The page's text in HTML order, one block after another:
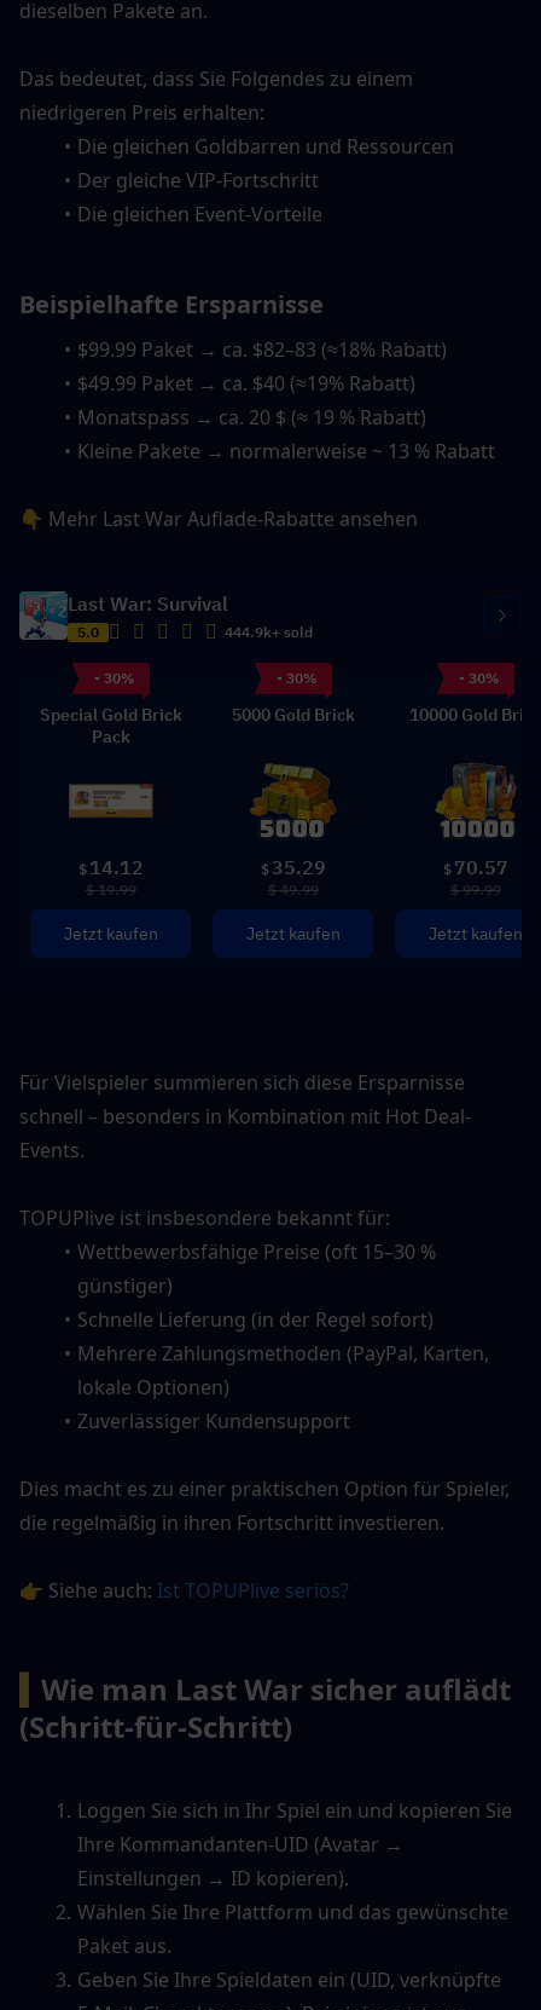
dieselben Pakete an.
Das bedeutet, dass Sie Folgendes zu einem
niedrigeren Preis erhalten:
Die gleichen Goldbarren und Ressourcen
Der gleiche VIP-Fortschritt
Die gleichen Event-Vorteile
Beispielhafte Ersparnisse
$99.99 Paket → ca. $82–83 (≈18% Rabatt)
$49.99 Paket → ca. $40 (≈19% Rabatt)
Monatspass → ca. 20 $ (≈ 19 % Rabatt)
Kleine Pakete → normalerweise ~ 13 % Rabatt
👇 Mehr Last War Auflade-Rabatte ansehen
Last War: Survival
5.0 444.9k+ sold
- 30%
Special Gold Brick
Pack
$ 14.12
$ 19.99
Jetzt kaufen
- 30%
5000 Gold Brick
$ 35.29
$ 49.99
Jetzt kaufen
- 30%
10000 Gold Brick
$ 70.57
$ 99.99
Jetzt kaufen
Für Vielspieler summieren sich diese Ersparnisse
schnell – besonders in Kombination mit Hot Deal-
Events.
TOPUPlive ist insbesondere bekannt für:
Wettbewerbsfähige Preise (oft 15–30 %
günstiger)
Schnelle Lieferung (in der Regel sofort)
Mehrere Zahlungsmethoden (PayPal, Karten,
lokale Optionen)
Zuverlässiger Kundensupport
Dies macht es zu einer praktischen Option für Spieler,
die regelmäßig in ihren Fortschritt investieren.
👉 Siehe auch: Ist TOPUPlive seriös?
Wie man Last War sicher auflädt
(Schritt-für-Schritt)
Loggen Sie sich in Ihr Spiel ein und kopieren Sie
Ihre Kommandanten-UID (Avatar →
Einstellungen → ID kopieren).
Wählen Sie Ihre Plattform und das gewünschte
Paket aus.
Geben Sie Ihre Spieldaten ein (UID, verknüpfte